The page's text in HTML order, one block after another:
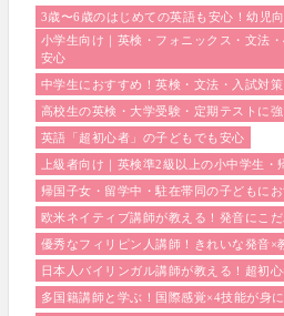
3歳〜6歳のはじめての英語も安心！幼児
小学生向け｜英検・フォニックス・文法
安心
中学生におすすめ！英検・文法・入試対
高校生の英検・大学受験・定期テストに
英語「超初心者」の子どもでも安心
上級者向け｜英検準2級以上の小中学生・
帰国子女・留学中・駐在帯同の子どもに
欧米ネイティブ講師が教える！発音にこ
優秀なフィリピン人講師！きれいな発音×
日本人バイリンガル講師が教える！超初
多国籍講師と学ぶ！国際感覚×4技能が身